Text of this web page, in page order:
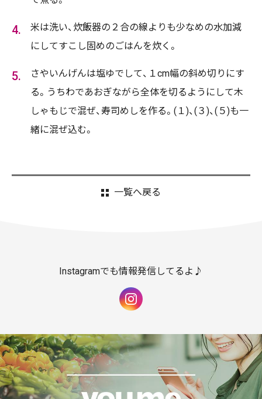
米は洗い、炊飯器の２合の線よりも少なめの水加減
にしてすこし固めのごはんを炊く。
さやいんげんは塩ゆでして、１cm幅の斜め切りにす
る。うちわであおぎながら全体を切るようにして木
しゃもじで混ぜ、寿司めしを作る。(１)、(３)、(５)も一
緒に混ぜ込む。
一覧へ戻る
Instagramでも情報発信してるよ♪